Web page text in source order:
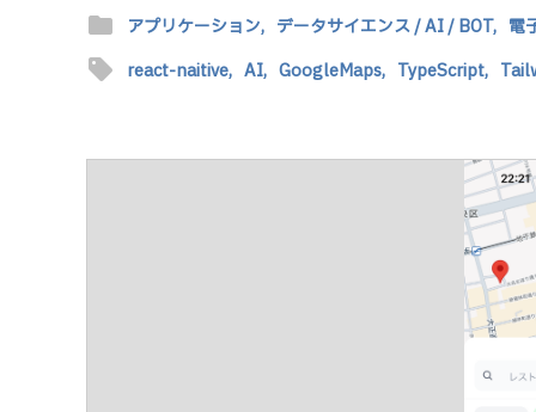
folder アプリケーション, データサイエンス / AI / BOT, 電
sell react-naitive, AI, GoogleMaps, TypeScript,